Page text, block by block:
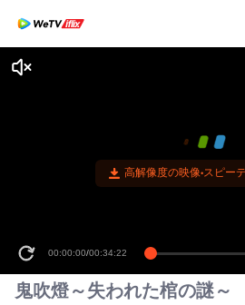
高解像度の映像•スピー
00:00:00/00:34:22
鬼吹燈～失われた棺の謎～